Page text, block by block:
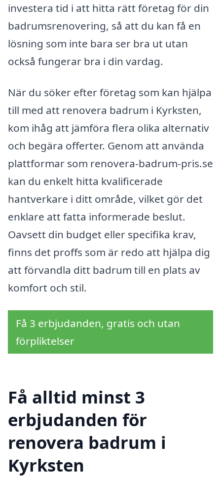
investera tid i att hitta rätt företag för din
badrumsrenovering, så att du kan få en
lösning som inte bara ser bra ut utan
också fungerar bra i din vardag.
När du söker efter företag som kan hjälpa
till med att renovera badrum i Kyrksten,
kom ihåg att jämföra flera olika alternativ
och begära offerter. Genom att använda
plattformar som renovera-badrum-pris.se
kan du enkelt hitta kvalificerade
hantverkare i ditt område, vilket gör det
enklare att fatta informerade beslut.
Oavsett din budget eller specifika krav,
finns det proffs som är redo att hjälpa dig
att förvandla ditt badrum till en plats av
komfort och stil.
Få 3 erbjudanden, gratis och utan
förpliktelser
Få alltid minst 3
erbjudanden för
renovera badrum i
Kyrksten